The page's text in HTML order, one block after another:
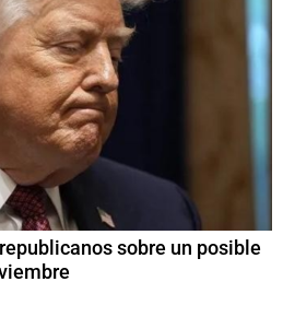
sobre un posible